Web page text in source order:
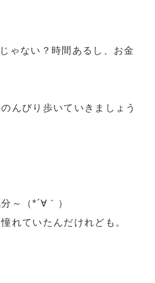
ゃない？時間あるし、お金
んびり歩いていきましょう
～（*´∀｀）
れていたんだけれども。